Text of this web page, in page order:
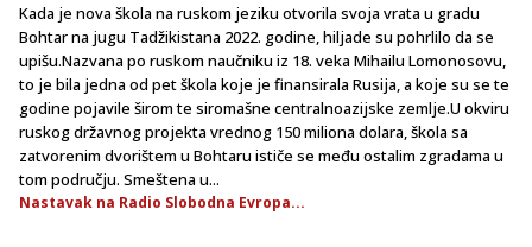
Kada je nova škola na ruskom jeziku otvorila svoja vrata u gradu
Bohtar na jugu Tadžikistana 2022. godine, hiljade su pohrlilo da se
upišu.Nazvana po ruskom naučniku iz 18. veka Mihailu Lomonosovu,
to je bila jedna od pet škola koje je finansirala Rusija, a koje su se te
godine pojavile širom te siromašne centralnoazijske zemlje.U okviru
ruskog državnog projekta vrednog 150 miliona dolara, škola sa
zatvorenim dvorištem u Bohtaru ističe se među ostalim zgradama u
tom području. Smeštena u...
Nastavak na Radio Slobodna Evropa...